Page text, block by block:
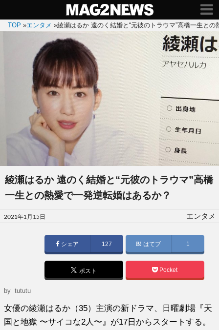
TOP »エンタメ »綾瀬はるか 遠のく結婚と“元彼のトラウマ”高橋一生と
綾瀬はるか 遠のく結婚と“元彼のトラウマ”高橋
一生との熱愛で一発逆転婚はあるか？
投
稿
2021年1月15日 エンタメ
シェア 127 はてブ 1
ポスト Pocket
by tututu
女優の綾瀬はるか（35）主演の新ドラマ、日曜劇場『天
国と地獄 〜サイコな2人〜』が17日からスタートする。